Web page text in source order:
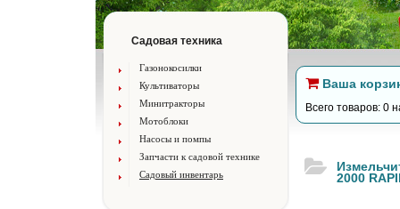
Садовая техника
Газонокосилки
Культиваторы
Минитракторы
Мотоблоки
Насосы и помпы
Запчасти к садовой технике
Садовый инвентарь
Ваша
Всего товаров: 0
2000